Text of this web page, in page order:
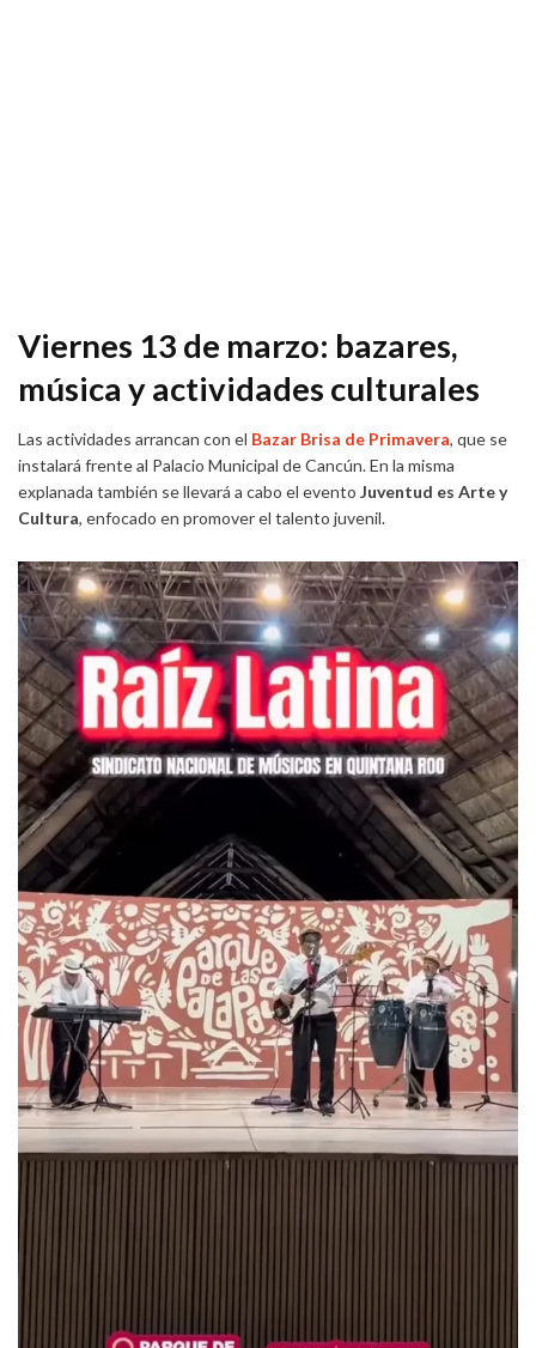
Viernes 13 de marzo: bazares,
música y actividades culturales
Las actividades arrancan con el Bazar Brisa de Primavera, que se
instalará frente al Palacio Municipal de Cancún. En la misma
explanada también se llevará a cabo el evento Juventud es Arte y
Cultura, enfocado en promover el talento juvenil.